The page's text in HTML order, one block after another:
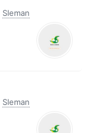
Sleman
Sleman